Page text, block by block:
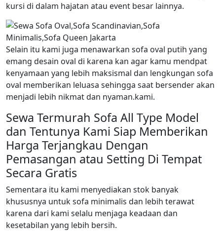
kursi di dalam hajatan atau event besar lainnya.
Selain itu kami juga menawarkan sofa oval putih yang
emang desain oval di karena kan agar kamu mendpat
kenyamaan yang lebih maksismal dan lengkungan sofa
oval memberikan leluasa sehingga saat bersender akan
menjadi lebih nikmat dan nyaman.kami.
Sewa Termurah Sofa All Type Model
dan Tentunya Kami Siap Memberikan
Harga Terjangkau Dengan
Pemasangan atau Setting Di Tempat
Secara Gratis
Sementara itu kami menyediakan stok banyak
khususnya untuk sofa minimalis dan lebih terawat
karena dari kami selalu menjaga keadaan dan
kesetabilan yang lebih bersih.